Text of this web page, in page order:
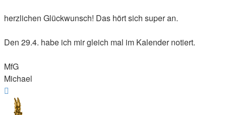
herzlichen Glückwunsch! Das hört sich super an.
Den 29.4. habe ich mir gleich mal im Kalender notiert.
MfG
Michael
oben